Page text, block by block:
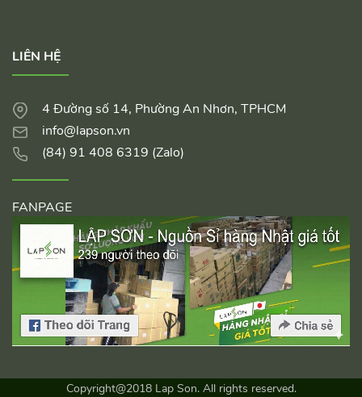
LIÊN HỆ
4 Đường số 14, Phường An Nhơn, TPHCM
info@lapson.vn
(84) 91 408 6319 (Zalo)
FANPAGE
Copyright@2018 Lap Son. All rights reserved.